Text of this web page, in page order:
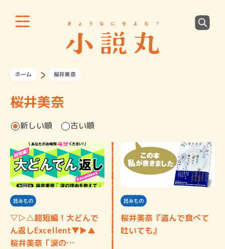
ホーム 桜井美奈
桜井美奈
新しい順 古い順
読みもの
▽▷△超短編！大どんで
ん返しExcellent▼▶︎▲
桜井美奈「涙の…
読みもの
桜井美奈『盗んで食べて
吐いても』